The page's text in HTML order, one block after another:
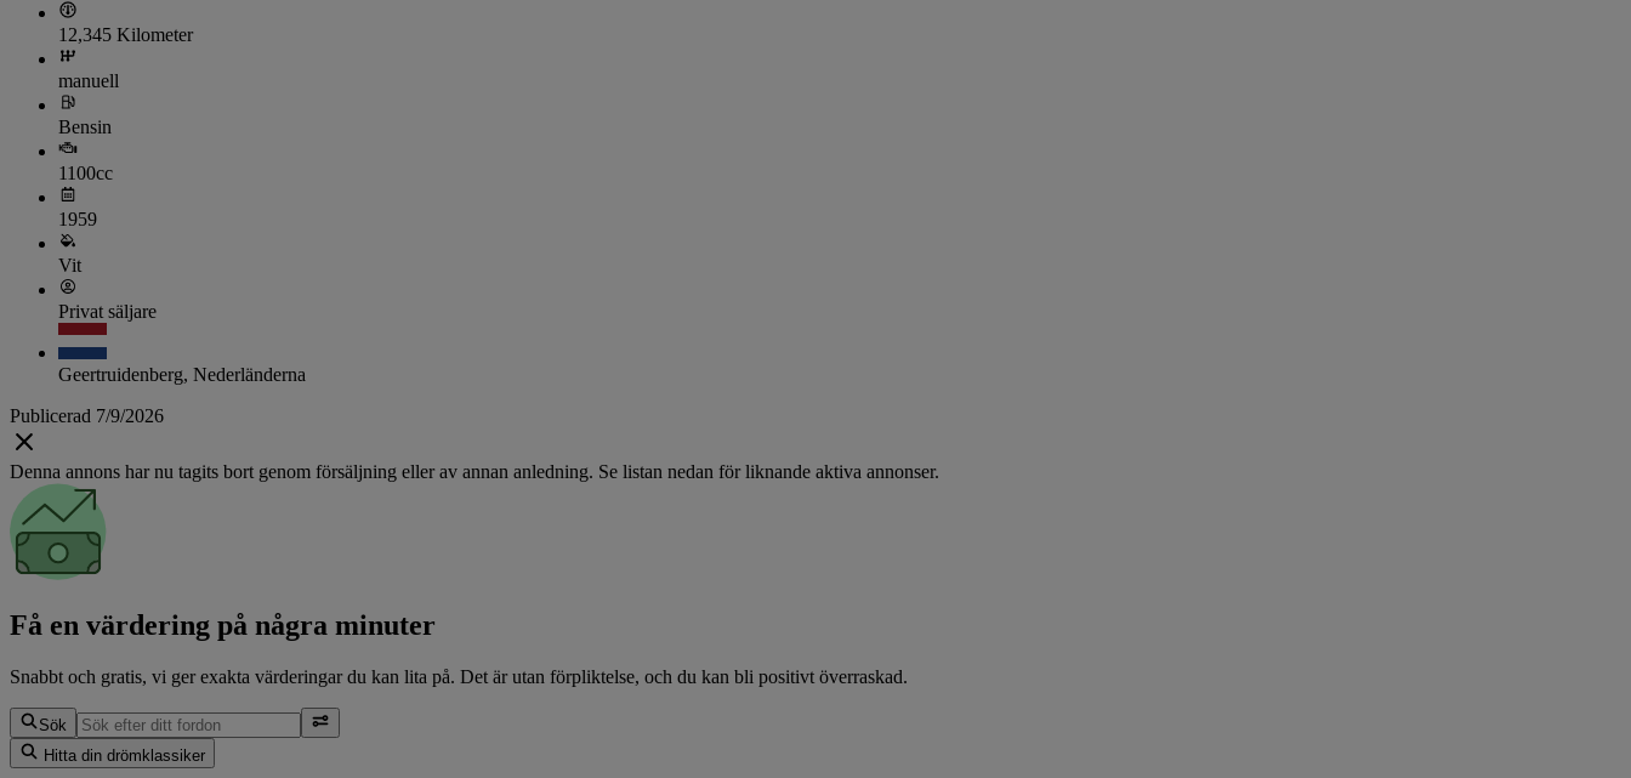
12,345 Kilometer
manuell
Bensin
1100cc
1959
Vit
Privat säljare
Geertruidenberg, Nederländerna
Publicerad 7/9/2026
Denna annons har nu tagits bort genom försäljning eller av annan anledning. Se listan nedan för liknande aktiva annonser.
Få en värdering på några minuter
Snabbt och gratis, vi ger exakta värderingar du kan lita på. Det är utan förpliktelse, och du kan bli positivt överraskad.
Sök
Hitta din drömklassiker